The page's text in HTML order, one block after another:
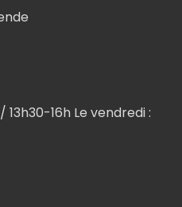
13h30-16h Le vendredi :